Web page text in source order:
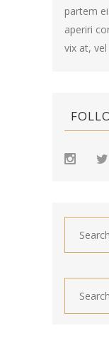
partem
aperiri
vix at, vel